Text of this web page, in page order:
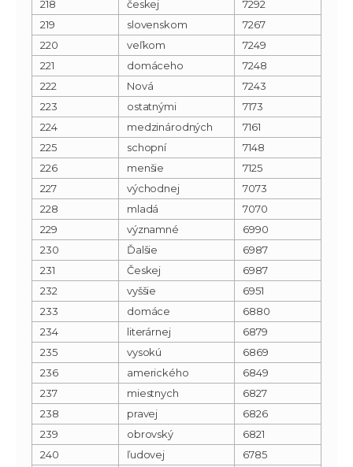
218
českej
7292
219
slovenskom
7267
220
veľkom
7249
221
domáceho
7248
222
Nová
7243
223
ostatnými
7173
224
medzinárodných
7161
225
schopní
7148
226
menšie
7125
227
východnej
7073
228
mladá
7070
229
významné
6990
230
Ďalšie
6987
231
Českej
6987
232
vyššie
6951
233
domáce
6880
234
literárnej
6879
235
vysokú
6869
236
amerického
6849
237
miestnych
6827
238
pravej
6826
239
obrovský
6821
240
ľudovej
6785